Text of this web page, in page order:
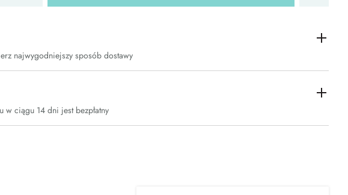
najwygodniejszy sposób dostawy
w ciągu 14 dni jest bezpłatny